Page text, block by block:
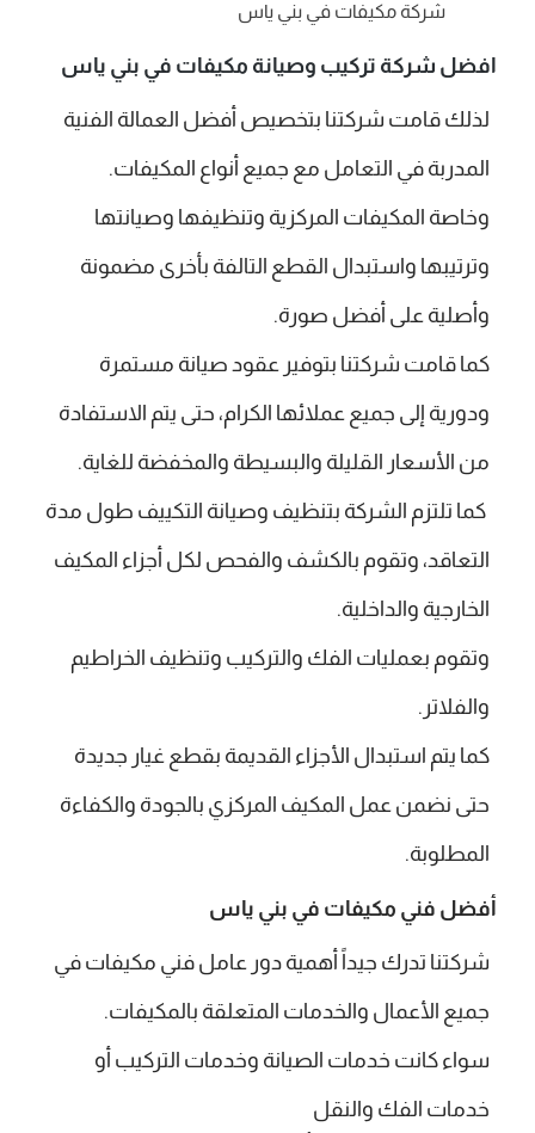
شركة مكيفات في بني ياس
افضل شركة تركيب وصيانة مكيفات في بني ياس
لذلك قامت شركتنا بتخصيص أفضل العمالة الفنية
المدربة في التعامل مع جميع أنواع المكيفات.
وخاصة المكيفات المركزية وتنظيفها وصيانتها
وترتيبها واستبدال القطع التالفة بأخرى مضمونة
وأصلية على أفضل صورة.
كما قامت شركتنا بتوفير عقود صيانة مستمرة
ودورية إلى جميع عملائها الكرام، حتى يتم الاستفادة
من الأسعار القليلة والبسيطة والمخفضة للغاية.
كما تلتزم الشركة بتنظيف وصيانة التكييف طول مدة
التعاقد، وتقوم بالكشف والفحص لكل أجزاء المكيف
الخارجية والداخلية.
وتقوم بعمليات الفك والتركيب وتنظيف الخراطيم
والفلاتر.
كما يتم استبدال الأجزاء القديمة بقطع غيار جديدة
حتى نضمن عمل المكيف المركزي بالجودة والكفاءة
المطلوبة.
أفضل فني مكيفات في بني ياس
شركتنا تدرك جيداً أهمية دور عامل فني مكيفات في
جميع الأعمال والخدمات المتعلقة بالمكيفات.
سواء كانت خدمات الصيانة وخدمات التركيب أو
خدمات الفك والنقل